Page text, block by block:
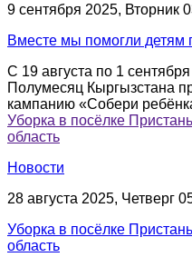
9 сентября 2025, Вторник
Вместе мы помогли детям
С 19 августа по 1
Полумесяц Кыргызстана
кампанию «Собери
Уборка в посёлке
область
Новости
28 августа 2025, Четверг
Уборка в посёлке
область